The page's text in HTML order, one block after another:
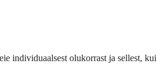
individuaalsest olukorrast ja sellest, kui